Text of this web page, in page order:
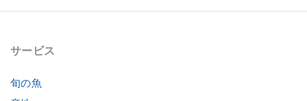
サービス
旬の魚